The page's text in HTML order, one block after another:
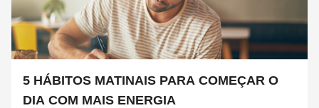
5 HÁBITOS MATINAIS PARA COMEÇAR O
DIA COM MAIS ENERGIA